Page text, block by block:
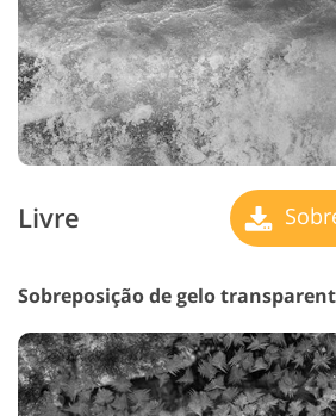
Livre